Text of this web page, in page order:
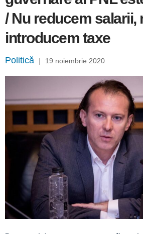
/ Nu reducem salarii,
introducem taxe
Politică | 19 noiembrie 2020